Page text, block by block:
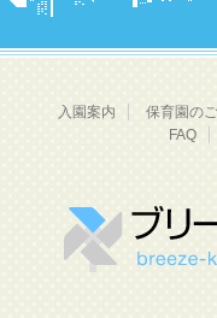
入園案内 保育園の
FAQ